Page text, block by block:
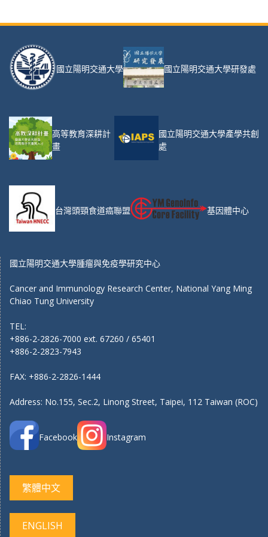
國立陽明交通大學 國立陽明交通大學研發處
高等教育深耕計
畫
國立陽明交通大學產學共創
處
台灣頭頸食道癌聯盟 基因體中心
國立陽明交通大學腫瘤與免疫學研究中心
Cancer and Immunology Research Center, National Yang Ming
Chiao Tung University
TEL:
+886-2-2826-7000 ext. 67260 / 65401
+886-2-2823-7943
FAX: +886-2-2826-1444
Address: No.155, Sec.2, Linong Street, Taipei, 112 Taiwan (ROC)
Facebook Instagram
繁體中文
ENGLISH